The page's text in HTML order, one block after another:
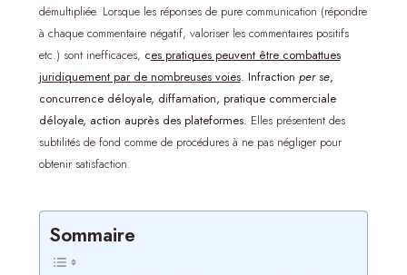
démultipliée. Lorsque les réponses de pure communication (répondre
à chaque commentaire négatif, valoriser les commentaires positifs
etc.) sont inefficaces, ces pratiques peuvent être combattues
juridiquement par de nombreuses voies. Infraction per se,
concurrence déloyale, diffamation, pratique commerciale
déloyale, action auprès des plateformes. Elles présentent des
subtilités de fond comme de procédures à ne pas négliger pour
obtenir satisfaction.
Sommaire